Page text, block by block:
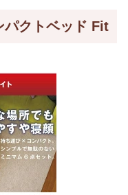
パクトベッド Fit